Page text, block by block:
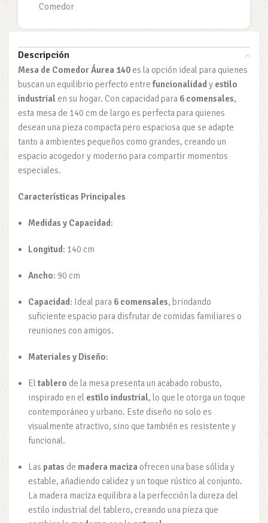
Comedor
Descripción
Mesa de Comedor Áurea 140 es la opción ideal para quienes
buscan un equilibrio perfecto entre funcionalidady estilo
industrial en su hogar. Con capacidad para 6 comensales,
esta mesa de 140 cm de largo es perfecta para quienes
desean una pieza compacta pero espaciosa que se adapte
tanto a ambientes pequeños como grandes, creando un
espacio acogedor y moderno para compartir momentos
especiales.
Características Principales
Medidas y Capacidad:
Longitud: 140 cm
Ancho: 90 cm
Capacidad: Ideal para 6 comensales, brindando
suficiente espacio para disfrutar de comidas familiares o
reuniones con amigos.
Materiales y Diseño:
Eltablero de la mesa presenta un acabado robusto,
inspirado en el estilo industrial, lo que le otorga un toque
contemporáneo y urbano. Este diseño no solo es
visualmente atractivo, sino que también es resistente y
funcional.
Las patas de madera maciza ofrecen una base sólida y
estable, añadiendo calidez y un toque rústico al conjunto.
La madera maciza equilibra a la perfección la dureza del
estilo industrial del tablero, creando una pieza que